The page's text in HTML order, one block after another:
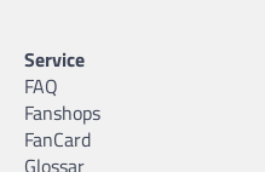
Service
FAQ
Fanshops
FanCard
Glossar